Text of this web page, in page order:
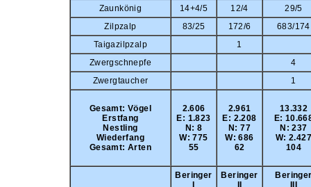
Zaunkönig
14+4/5 12/4
29/5
Zilpzalp
83/25 172/6
683/174
Taigazilpzalp
1
Zwergschnepfe
4
Zwergtaucher
1
Gesamt: Vögel
Erstfang
Nestling
Wiederfang
Gesamt: Arten
2.606
E: 1.823
N: 8
W: 775
55
2.961
E: 2.208
N: 77
W: 686
62
13.332
E:
N: 237
W:
104
Beringer
Beringer